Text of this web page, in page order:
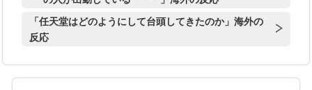
「任天堂はどのようにして台頭してきたのか」海外の
反応